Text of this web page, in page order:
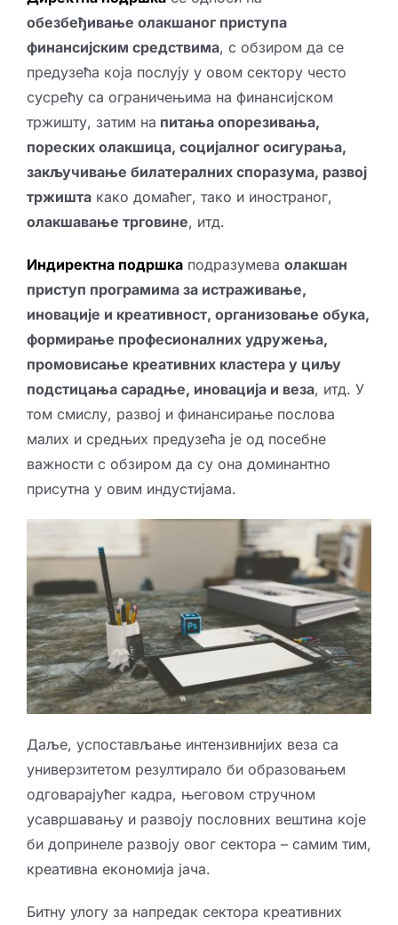
обезбеђивање олакшаног приступа
финансијским средствима, с обзиром да се
предузећа која послују у овом сектору често
сусрећу са ограничењима на финансијском
тржишту, затим на питања опорезивања,
пореских олакшица, социјалног осигурања,
закључивање билатералних споразума, развој
тржиштакако домаћег, тако и иностраног,
олакшавање трговине, итд.
Индиректна подршкаподразумева олакшан
приступ програмима за истраживање,
иновације и креативност, организовање обука,
формирање професионалних удружења,
промовисање креативних кластера у циљу
подстицања сарадње, иновација и веза, итд. У
том смислу, развој и финансирање послова
малих и средњих предузећа је од посебне
важности с обзиром да су она доминантно
присутна у овим индустијама.
Даље, успостављање интензивнијих веза са
универзитетом резултирало би образовањем
одговарајућег кадра, његовом стручном
усавршавању и развоју пословних вештина које
би допринеле развоју овог сектора – самим тим,
креативна економија јача.
Битну улогу за напредак сектора креативних